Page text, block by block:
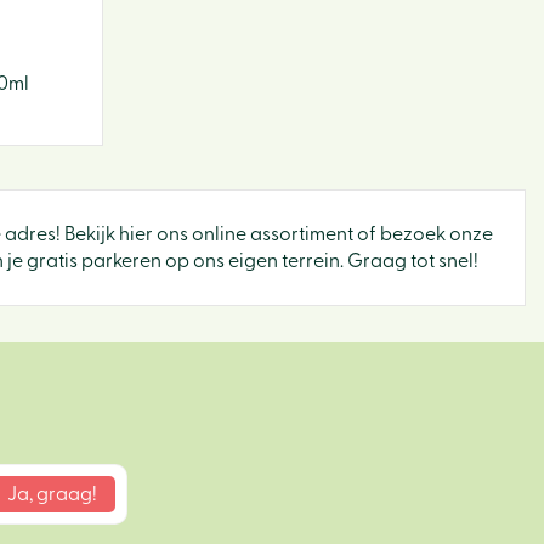
adres! Bekijk hier ons online assortiment of bezoek onze
gratis parkeren op ons eigen terrein. Graag tot snel!